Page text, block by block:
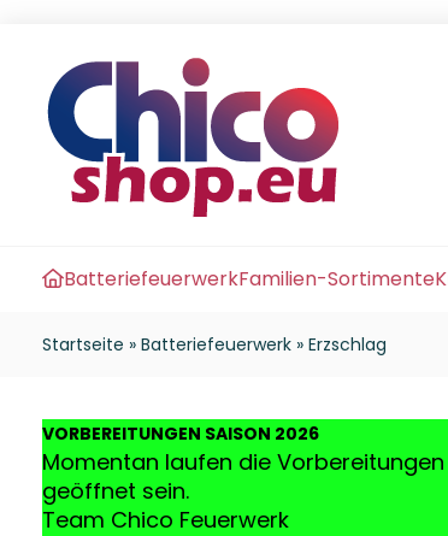
BatteriefeuerwerkFamilien-Sortimente
Startseite » Batteriefeuerwerk » Erzschlag
VORBEREITUNGEN SAISON 2026
Momentan laufen die
geöffnet sein.
Team Chico Feuerwerk